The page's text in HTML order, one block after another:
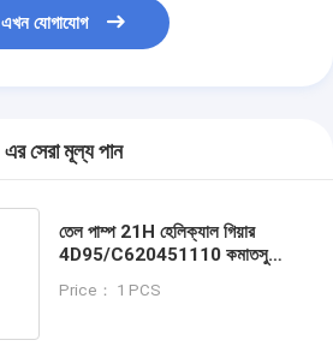
এখন যোগাযোগ
এর সেরা মূল্য পান
তেল পাম্প 21H হেলিক্যাল গিয়ার
4D95/C620451110 কমাতসু
Price： 1 PCS